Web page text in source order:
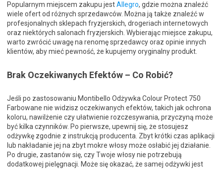
Popularnym miejscem zakupu jestAllegro, gdzie można znaleźć
wiele ofert od różnych sprzedawców. Można ją także znaleźć w
profesjonalnych sklepach fryzjerskich, drogeriach internetowych
oraz niektórych salonach fryzjerskich. Wybierając miejsce zakupu,
warto zwrócić uwagę na renomę sprzedawcy oraz opinie innych
klientów, aby mieć pewność, że kupujemy oryginalny produkt.
Brak Oczekiwanych Efektów – Co Robić?
Jeśli po zastosowaniu Montibello Odżywka Colour Protect 750
Farbowane nie widzisz oczekiwanych efektów, takich jak ochrona
koloru, nawilżenie czy ułatwienie rozczesywania, przyczyną może
być kilka czynników. Po pierwsze, upewnij się, że stosujesz
odżywkę zgodnie z instrukcją producenta. Zbyt krótki czas aplikacji
lub nakładanie jej na zbyt mokre włosy może osłabić jej działanie.
Po drugie, zastanów się, czy Twoje włosy nie potrzebują
dodatkowej pielęgnacji. Może się okazać, że samej odżywki jest